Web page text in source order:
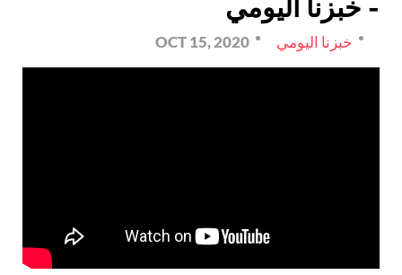
- خبزنا اليومي
خبزنا اليومي OCT 15, 2020